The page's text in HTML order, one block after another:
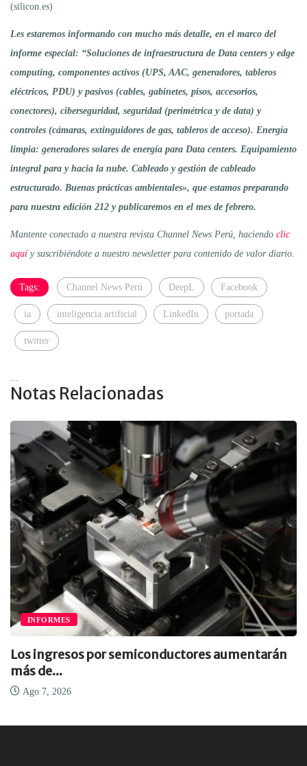
(silicon.es)
Les estaremos informando con mucho más detalle, en el marco del
informe especial: “Soluciones de infraestructura de Data centers y edge
computing, componentes activos (UPS, AAC, generadores, tableros
eléctricos, PDU) y pasivos (cables, gabinetes, pisos, accesorios,
conectores), ciberseguridad, seguridad (perimétrica y de data) y
controles (cámaras, extinguidores de gas, tableros de acceso). Energía
limpia: generadores solares de energía para Data centers. Equipamiento
integral para y hacia la nube. Cableado y gestión de cableado
estructurado. Buenas prácticas ambientales», que estamos preparando
para nuestra edición 212 y publicaremos en el mes de febrero.
Mantente conectado a nuestra revista Channel News Perú, haciendo clic
aquíy suscribiéndote a nuestro newsletter para contenido de valor diario
Tags: Channel News Perú DeepL Facebook
ia inteligencia artificial LinkedIn portada
twitter
Notas Relacionadas
INFORMES
Los ingresos por semiconductores aumentarán
más de...
Ago 7, 2026